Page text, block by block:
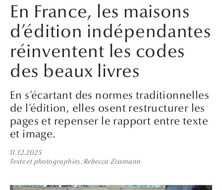
En France, les maisons
d’édition indépendantes
réinventent les codes
des beaux livres
En s’écartant des normes traditionnelles
de l’édition, elles osent restructurer les
pages et repenser le rapport entre texte
et image.
11.12.2025
Texte et photographies Rebecca Zissmann